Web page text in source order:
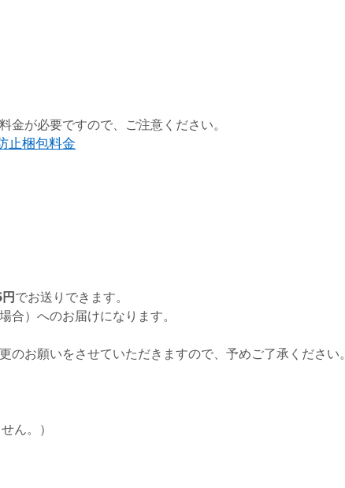
が必要ですので、ご注意ください。
止梱包料金
でお送りできます。
）へのお届けになります。
お願いをさせていただきますので、予めご了承ください。
ん。）